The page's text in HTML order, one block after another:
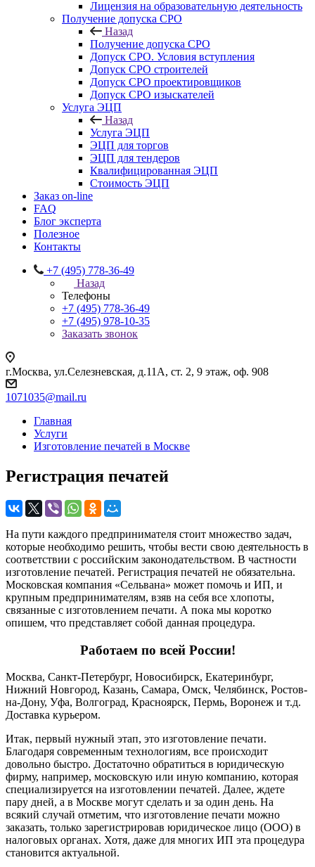
Лицензия на образовательную деятельность
Получение допуска СРО
Назад
Получение допуска СРО
Допуск СРО. Условия вступления
Допуск СРО строителей
Допуск СРО проектировщиков
Допуск СРО изыскателей
Услуга ЭЦП
Назад
Услуга ЭЦП
ЭЦП для торгов
ЭЦП для тендеров
Квалифицированная ЭЦП
Стоимость ЭЦП
Заказ on-line
FAQ
Блог эксперта
Полезное
Контакты
+7 (495) 778-36-49
Назад
Телефоны
+7 (495) 778-36-49
+7 (495) 978-10-35
Заказать звонок
г.Москва, ул.Селезневская, д.11А, ст. 2, 9 этаж, оф. 908
1071035@mail.ru
Главная
Услуги
Изготовление печатей в Москве
Регистрация печатей
На пути каждого предпринимателя стоит множество задач,
которые необходимо решить, чтобы вести свою деятельность в
соответствии с российским законодательством. В частности
изготовление печатей. Регистрация печатей не обязательна.
Московская компания «Сельвана» может помочь и ИП, и
крупным предпринимателям, взяв на себя все хлопоты,
связанные с изготовлением печати. А пока мы коротко
опишем, что представляет собой данная процедура.
Работаем по всей России!
Москва, Санкт-Петербург, Новосибирск, Екатеринбург,
Нижний Новгород, Казань, Самара, Омск, Челябинск, Ростов-
на-Дону, Уфа, Волгоград, Красноярск, Пермь, Воронеж и т.д.
Доставка курьером.
Итак, первый нужный этап, это изготовление печати.
Благодаря современным технологиям, все происходит
довольно быстро. Достаточно обратиться в юридическую
фирму, например, московскую или иную компанию, которая
специализируется на изготовлении печатей. Далее, ждете
пару дней, а в Москве могут сделать и за один день. На
всякий случай отметим, что изготовление печати можно
заказать, только зарегистрировав юридическое лицо (ООО) в
налоговых органах. Хотя, даже для многих ИП эта процедура
становится актуальной.